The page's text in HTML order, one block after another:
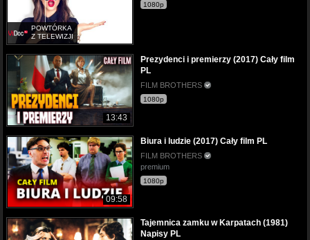
POWTÓRKA
Z TELEWIZJI
1080p
13:43
Prezydenci i premierzy (2017) Cały film
PL
FILM BROTHERS
1080p
09:58
Biura i ludzie (2017) Cały film PL
FILM BROTHERS
premium
1080p
Tajemnica zamku w Karpatach (1981)
Napisy PL